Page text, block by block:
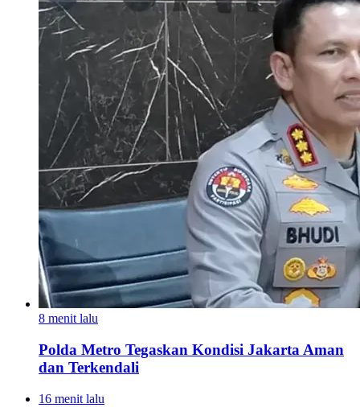
8 menit lalu
Polda Metro Tegaskan Kondisi Jakarta Aman
dan Terkendali
16 menit lalu